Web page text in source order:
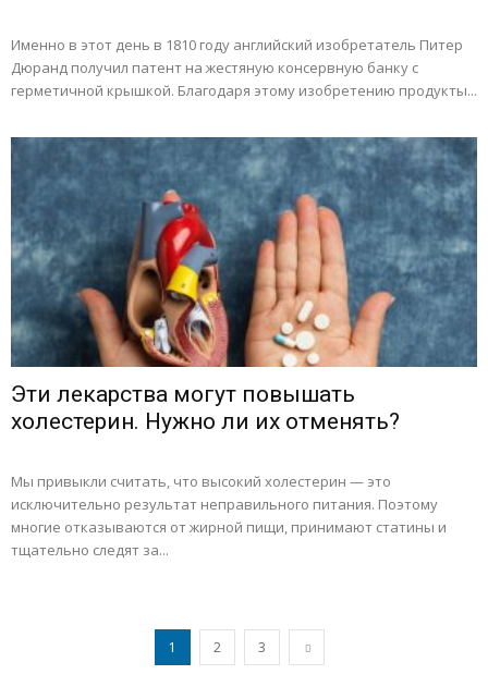
Именно в этот день в 1810 году английский изобретатель Питер
Дюранд получил патент на жестяную консервную банку с
герметичной крышкой. Благодаря этому изобретению продукты...
Эти лекарства могут повышать
холестерин. Нужно ли их отменять?
Мы привыкли считать, что высокий холестерин — это
исключительно результат неправильного питания. Поэтому
многие отказываются от жирной пищи, принимают статины и
тщательно следят за...
1 2 3